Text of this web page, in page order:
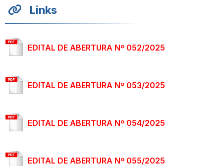
Links
EDITAL DE ABERTURA Nº 052/2025
EDITAL DE ABERTURA Nº 053/2025
EDITAL DE ABERTURA Nº 054/2025
EDITAL DE ABERTURA Nº 055/2025